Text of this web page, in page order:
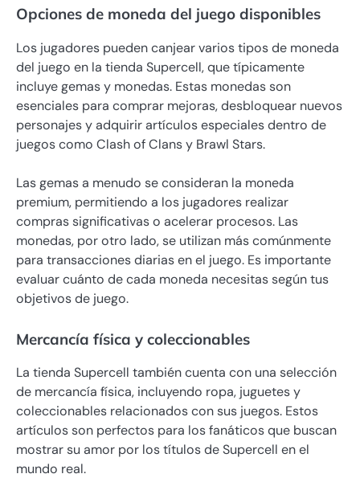
Opciones de moneda del juego disponibles
Los jugadores pueden canjear varios tipos de moneda
del juego en la tienda Supercell, que típicamente
incluye gemas y monedas. Estas monedas son
esenciales para comprar mejoras, desbloquear nuevos
personajes y adquirir artículos especiales dentro de
juegos como Clash of Clans y Brawl Stars.
Las gemas a menudo se consideran la moneda
premium, permitiendo a los jugadores realizar
compras significativas o acelerar procesos. Las
monedas, por otro lado, se utilizan más comúnmente
para transacciones diarias en el juego. Es importante
evaluar cuánto de cada moneda necesitas según tus
objetivos de juego.
Mercancía física y coleccionables
La tienda Supercell también cuenta con una selección
de mercancía física, incluyendo ropa, juguetes y
coleccionables relacionados con sus juegos. Estos
artículos son perfectos para los fanáticos que buscan
mostrar su amor por los títulos de Supercell en el
mundo real.